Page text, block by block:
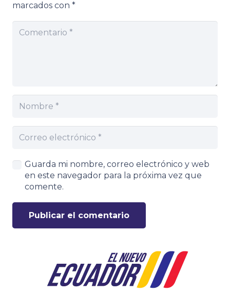
marcados con *
Guarda mi nombre, correo electrónico y web
en este navegador para la próxima vez que
comente.
Publicar el comentario